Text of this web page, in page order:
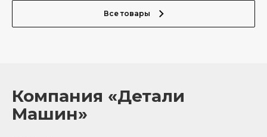
Все товары
Компания «Детали
Машин»